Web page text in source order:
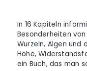
In 16 Kapiteln
Besonderheiten
Wurzeln, Algen und
Höhe,
ein Buch, das man